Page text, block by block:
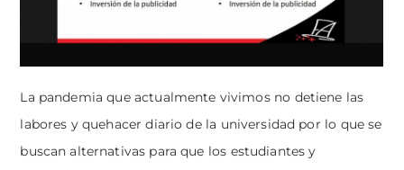
La pandemia que actualmente vivimos no detiene las
labores y quehacer diario de la universidad por lo que se
buscan alternativas para que los estudiantes y